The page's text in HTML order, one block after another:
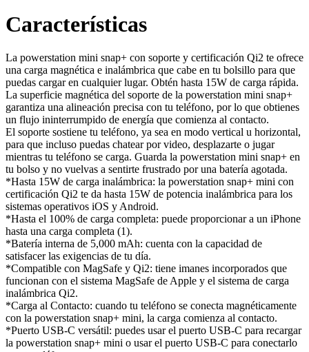
Características
La powerstation mini snap+ con soporte y certificación Qi2 te ofrece
una carga magnética e inalámbrica que cabe en tu bolsillo para que
puedas cargar en cualquier lugar. Obtén hasta 15W de carga rápida.
La superficie magnética del soporte de la powerstation mini snap+
garantiza una alineación precisa con tu teléfono, por lo que obtienes
un flujo ininterrumpido de energía que comienza al contacto.
El soporte sostiene tu teléfono, ya sea en modo vertical u horizontal,
para que incluso puedas chatear por video, desplazarte o jugar
mientras tu teléfono se carga. Guarda la powerstation mini snap+ en
tu bolso y no vuelvas a sentirte frustrado por una batería agotada.
*Hasta 15W de carga inalámbrica: la powerstation snap+ mini con
certificación Qi2 te da hasta 15W de potencia inalámbrica para los
sistemas operativos iOS y Android.
*Hasta el 100% de carga completa: puede proporcionar a un iPhone
hasta una carga completa (1).
*Batería interna de 5,000 mAh: cuenta con la capacidad de
satisfacer las exigencias de tu día.
*Compatible con MagSafe y Qi2: tiene imanes incorporados que
funcionan con el sistema MagSafe de Apple y el sistema de carga
inalámbrica Qi2.
*Carga al Contacto: cuando tu teléfono se conecta magnéticamente
con la powerstation snap+ mini, la carga comienza al contacto.
*Puerto USB-C versátil: puedes usar el puerto USB-C para recargar
la powerstation snap+ mini o usar el puerto USB-C para conectarlo